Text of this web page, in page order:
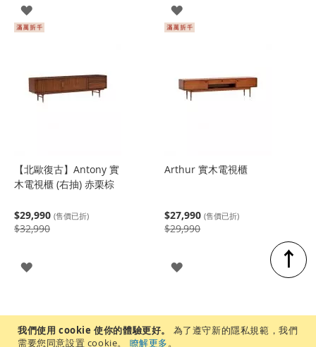
我們使用 cookie 使你的體驗更好。
為了遵守新的隱私規範，我們
需要您同意設置 cookie。
瞭解更多。
登
入
登
入
【北歐復古】Antony 實
木電視櫃 (右抽) 赤栗棕
$29,990 (售價已折)
$32,990
登
Arthur 實木電視櫃
$27,990 (售價已折)
$29,990
登
↑